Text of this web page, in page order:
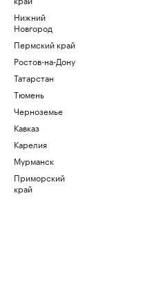
Нижний
Новгород
Пермский край
Ростов-на-Дону
Татарстан
Тюмень
Черноземье
Кавказ
Карелия
Мурманск
Приморский
край